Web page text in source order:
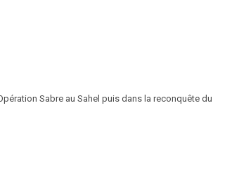
Sabre au Sahel puis dans la reconquête du